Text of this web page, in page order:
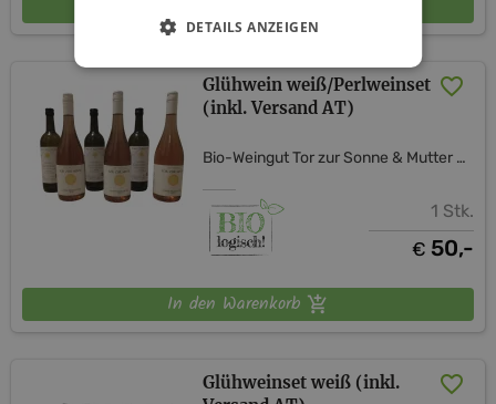
Glühwein weiß/Perlweinset
(inkl. Versand AT)
Bio-Weingut Tor zur Sonne & Mutter Erde Shop
1 Stk.
€ 50,-
In den Warenkorb
Glühweinset weiß (inkl.
DETAILS ANZEIGEN